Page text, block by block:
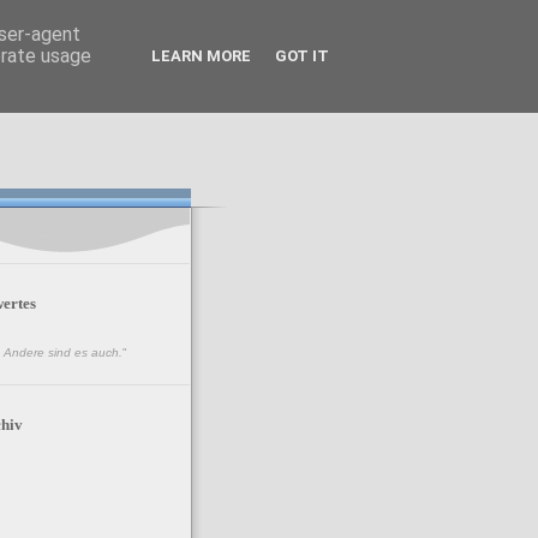
sind es auch. "
agent
usage
LEARN MORE GOT IT